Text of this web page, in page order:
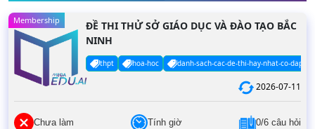
Membership
ĐỀ THI THỬ SỞ GIÁO DỤC VÀ ĐÀO TẠO BẮC
NINH
thpt hoa-hoc danh-sach-cac-de-thi-hay-nhat-co-dap-an
2026-07-11
Chưa làm Tính giờ 0/6 câu hỏi